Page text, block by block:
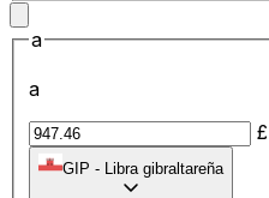
a
a
£
GIP - Libra gibraltareña